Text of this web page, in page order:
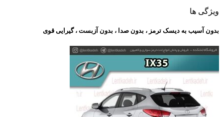
ویژگی ها
بدون آسیب به دیسک ترمز ، بدون صدا ، بدون آزبست ، گیرایی قوی​